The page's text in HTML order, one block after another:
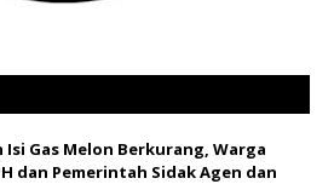
Isi Gas Melon Berkurang, Warga
dan Pemerintah Sidak Agen dan